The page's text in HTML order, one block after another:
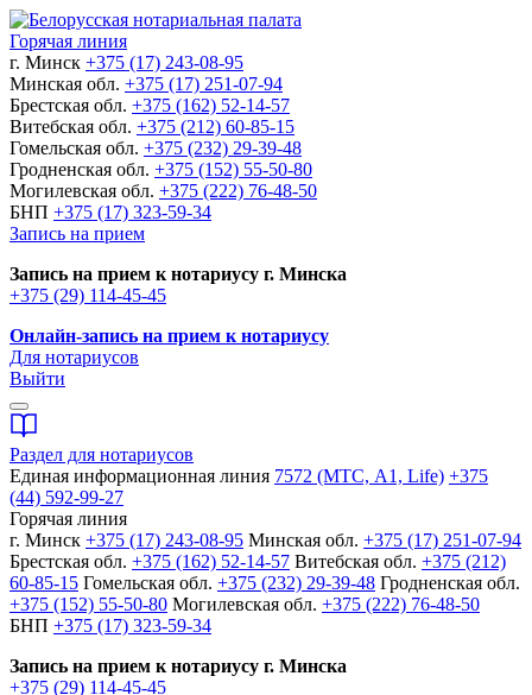
Горячая линия
г. Минск +375 (17) 243-08-95
Минская обл. +375 (17) 251-07-94
Брестская обл. +375 (162) 52-14-57
Витебская обл. +375 (212) 60-85-15
Гомельская обл. +375 (232) 29-39-48
Гродненская обл. +375 (152) 55-50-80
Могилевская обл. +375 (222) 76-48-50
БНП +375 (17) 323-59-34
Запись на прием
Запись на прием к нотариусу г. Минска
+375 (29) 114-45-45
Онлайн-запись на прием к нотариусу
Для нотариусов
Выйти
Раздел для нотариусов
Единая информационная линия 7572 (МТС, A1, Life) +375
(44) 592-99-27
Горячая линия
г. Минск +375 (17) 243-08-95 Минская обл. +375 (17) 251-07-94
Брестская обл. +375 (162) 52-14-57 Витебская обл. +375 (212)
60-85-15 Гомельская обл. +375 (232) 29-39-48 Гродненская обл.
+375 (152) 55-50-80 Могилевская обл. +375 (222) 76-48-50
БНП +375 (17) 323-59-34
Запись на прием к нотариусу г. Минска
+375 (29) 114-45-45